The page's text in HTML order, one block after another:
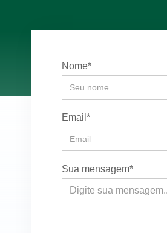
Nome*
Email*
Sua mensagem*